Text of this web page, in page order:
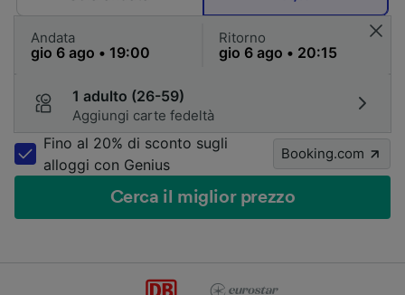
Andata Ritorno
1 adulto (26-59)
Aggiungi carte fedeltà
Fino al 20% di sconto sugli
alloggi con Genius
Booking.com
Cerca il miglior prezzo